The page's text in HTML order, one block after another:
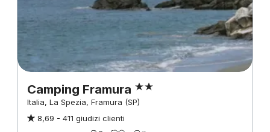
Camping Framura
Italia, La Spezia, Framura (SP)
8,69 - 411 giudizi clienti